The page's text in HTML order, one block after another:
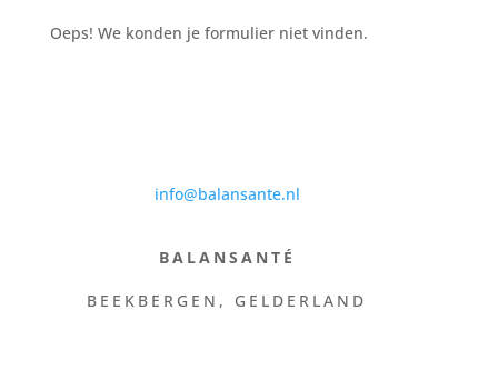
Oeps! We konden je formulier niet vinden.
info@balansante.nl
BALANSANTÉ
BEEKBERGEN, GELDERLAND